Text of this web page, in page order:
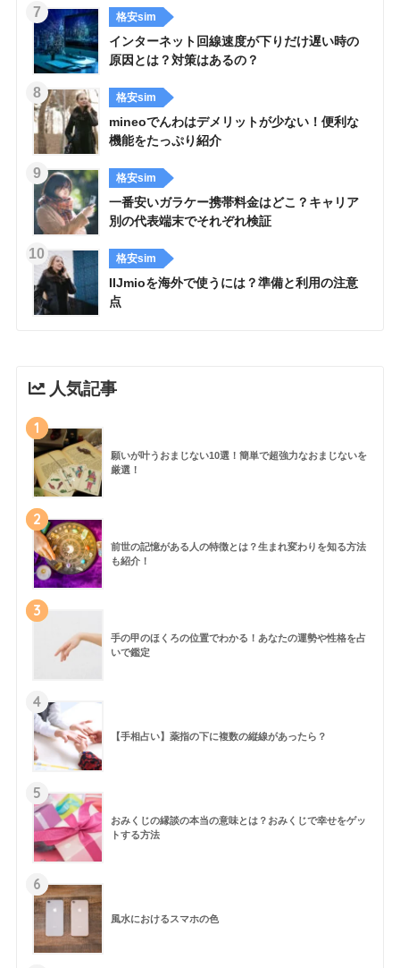
格安sim
インターネット回線速度が下りだけ遅い時の
原因とは？対策はあるの？
格安sim
mineoでんわはデメリットが少ない！便利な
機能をたっぷり紹介
格安sim
一番安いガラケー携帯料金はどこ？キャリア
別の代表端末でそれぞれ検証
格安sim
IIJmioを海外で使うには？準備と利用の注意
点
人気記事
1
願いが叶うおまじない10選！簡単で超強力なおまじないを
厳選！
2
前世の記憶がある人の特徴とは？生まれ変わりを知る方法
も紹介！
3
手の甲のほくろの位置でわかる！あなたの運勢や性格を占
いで鑑定
4
【手相占い】薬指の下に複数の縦線があったら？
5
おみくじの縁談の本当の意味とは？おみくじで幸せをゲッ
トする方法
6
風水におけるスマホの色